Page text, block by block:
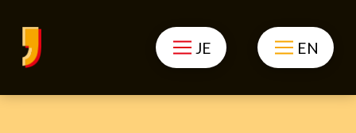
JE EN